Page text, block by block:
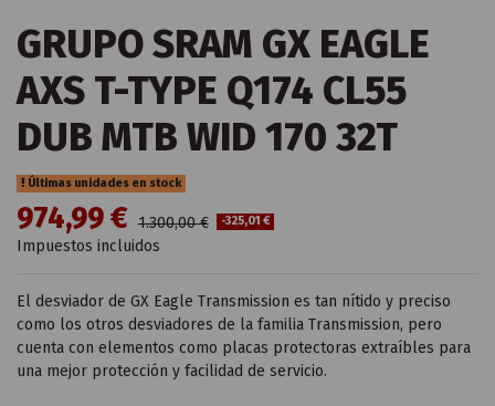
GRUPO SRAM GX EAGLE
AXS T-TYPE Q174 CL55
DUB MTB WID 170 32T
Últimas unidades en stock
974,99 € 1.300,00 € -325,01 €
Impuestos incluidos
El desviador de GX Eagle Transmission es tan nítido y preciso
como los otros desviadores de la familia Transmission, pero
cuenta con elementos como placas protectoras extraíbles para
una mejor protección y facilidad de servicio.